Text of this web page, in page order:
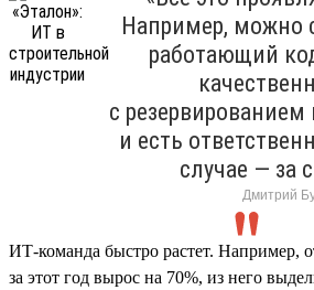
Например, можно
работающий
с резервированием
и есть
случае — за
Дмитрий
ИТ-команда быстро растет. Например,
за этот год вырос на 70%, из него